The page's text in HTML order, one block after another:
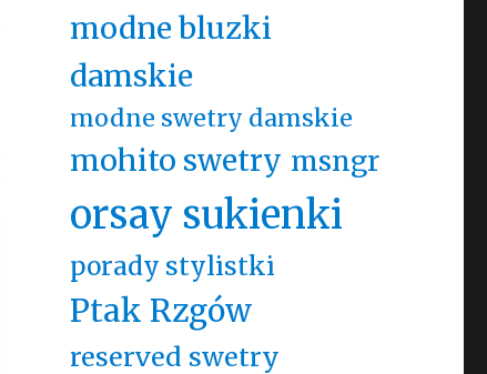
modne bluzki
damskie
modne swetry damskie
mohito swetry msngr
orsay sukienki
porady stylistki
Ptak Rzgów
reserved swetry